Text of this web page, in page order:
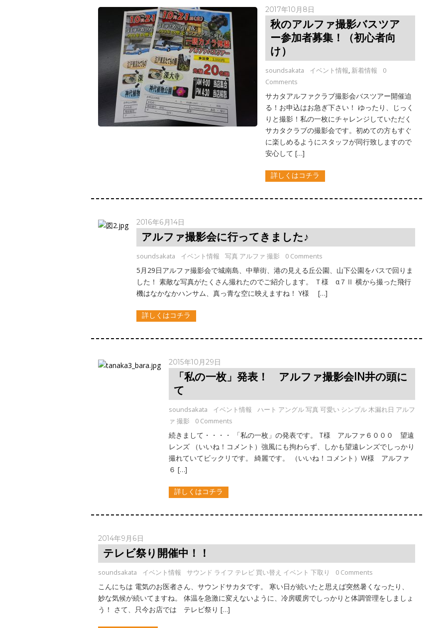
2017年10月8日
秋のアルファ撮影バスツア
ー参加者募集！（初心者向
け）
soundsakata イベント情報, 新着情報
0
Comments
サカタアルファクラブ撮影会バスツアー開催迫
る！お申込はお急ぎ下さい！ ゆったり、じっく
りと撮影！私の一枚にチャレンジしていただく
サカタクラブの撮影会です。初めての方もすぐ
に楽しめるようにスタッフが同行致しますので
安心して […]
詳しくはコチラ
2016年6月14日
アルファ撮影会に行ってきました♪
soundsakata イベント情報 写真 アルファ 撮影 0 Comments
5月29日アルファ撮影会で城南島、中華街、港の見える丘公園、山下公園をバスで回りま
した！ 素敵な写真がたくさん撮れたのでご紹介します。 Ｔ様 α７Ⅱ 横から撮った飛行
機はなかなかハンサム、真っ青な空に映えますね！ Y様 […]
詳しくはコチラ
2015年10月29日
「私の一枚」発表！ アルファ撮影会IN井の頭に
て
soundsakata イベント情報
ハート アングル 写真 可愛い シンプル 木漏れ日 アルフ
ァ 撮影
0 Comments
続きまして・・・・ 「私の一枚」の発表です。 T様 アルファ６０００ 望遠
レンズ （いいね！コメント）強風にも拘わらず、しかも望遠レンズでしっかり
撮れていてビックリです。 綺麗です。 （いいね！コメント）W様 アルファ
６ […]
詳しくはコチラ
2014年9月6日
テレビ祭り開催中！！
soundsakata イベント情報 サウンド ライフ テレビ 買い替え イベント 下取り 0 Comments
こんにちは 電気のお医者さん、サウンドサカタです。 寒い日が続いたと思えば突然暑くなったり、
妙な気候が続いてますね。 体温を急激に変えないように、冷房暖房でしっかりと体調管理をしましょ
う！ さて、只今お店では テレビ祭り […]